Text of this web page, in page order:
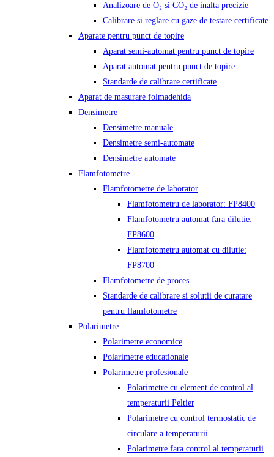
Analizoare de O₂ si CO₂ de inalta precizie
Calibrare si reglare cu gaze de testare certificate
Aparate pentru punct de topire
Aparat semi-automat pentru punct de topire
Aparat automat pentru punct de topire
Standarde de calibrare certificate
Aparat de masurare folmadehida
Densimetre
Densimetre manuale
Densimetre semi-automate
Densimetre automate
Flamfotometre
Flamfotometre de laborator
Flamfotometru de laborator: FP8400
Flamfotometru automat fara dilutie:
FP8600
Flamfotometru automat cu dilutie:
FP8700
Flamfotometre de proces
Standarde de calibrare si solutii de curatare
pentru flamfotometre
Polarimetre
Polarimetre economice
Polarimetre educationale
Polarimetre profesionale
Polarimetre cu element de control al
temperaturii Peltier
Polarimetre cu control termostatic de
circulare a temperaturii
Polarimetre fara control al temperaturii